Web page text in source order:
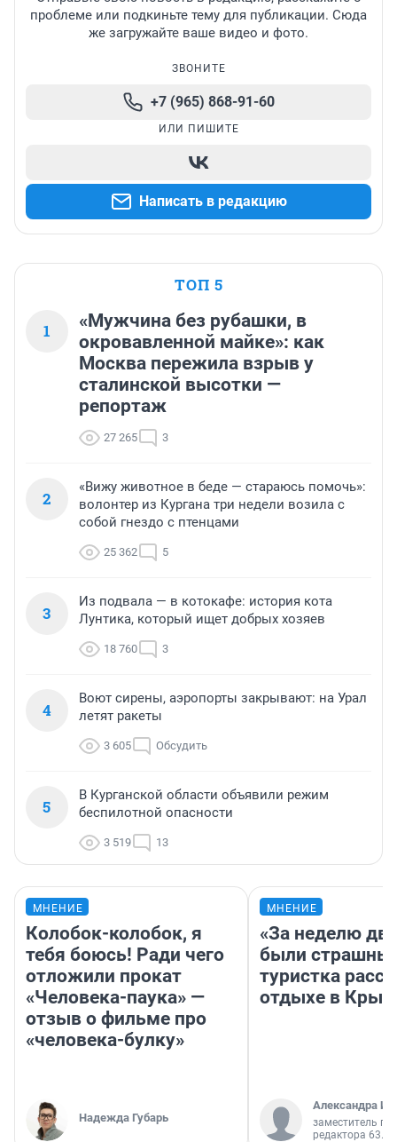
проблеме или подкиньте тему для публикации. Сюда
же загружайте ваше видео и фото.
ЗВОНИТЕ
+7 (965) 868-91-60
ИЛИ ПИШИТЕ
Написать в редакцию
ТОП 5
1
«Мужчина без рубашки, в
окровавленной майке»: как
Москва пережила взрыв у
сталинской высотки —
репортаж
27 265 3
2
«Вижу животное в беде — стараюсь помочь»:
волонтер из Кургана три недели возила с
собой гнездо с птенцами
25 362 5
3
Из подвала — в котокафе: история кота
Лунтика, который ищет добрых хозяев
18 760 3
4
Воют сирены, аэропорты закрывают: на Урал
летят ракеты
3 605 Обсудить
5
В Курганской области объявили режим
беспилотной опасности
3 519 13
МНЕНИЕ
Колобок-колобок, я
тебя боюсь! Ради чего
отложили прокат
«Человека-паука» —
отзыв о фильме про
«человека-булку»
Надежда Губарь
МНЕНИЕ
«За неделю
были
туристка
отдыхе в
Александра
заместитель
редактора 63.RU